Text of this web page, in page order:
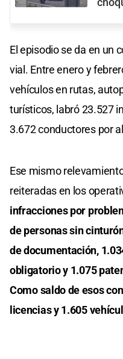
El episodio se da en un
vial. Entre enero y
vehículos en rutas,
turísticos, labró 23.527
3.672 conductores por
Ese mismo
reiteradas en los
infracciones por
de personas sin
de documentación,
obligatorio y 1.075
Como saldo de esos
licencias y 1.605